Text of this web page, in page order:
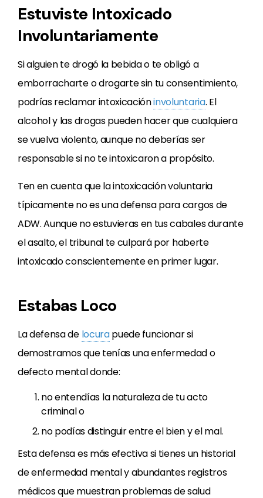
Estuviste Intoxicado
Involuntariamente
Si alguien te drogó la bebida o te obligó a
emborracharte o drogarte sin tu consentimiento,
podrías reclamar intoxicacióninvoluntaria. El
alcohol y las drogas pueden hacer que cualquiera
se vuelva violento, aunque no deberías ser
responsable si no te intoxicaron a propósito.
Ten en cuenta que la intoxicación voluntaria
típicamente no es una defensa para cargos de
ADW. Aunque no estuvieras en tus cabales durante
el asalto, el tribunal te culpará por haberte
intoxicado conscientemente en primer lugar.
Estabas Loco
La defensa de locurapuede funcionar si
demostramos que tenías una enfermedad o
defecto mental donde:
no entendías la naturaleza de tu acto
criminal o
no podías distinguir entre el bien y el mal.
Esta defensa es más efectiva si tienes un historial
de enfermedad mental y abundantes registros
médicos que muestran problemas de salud